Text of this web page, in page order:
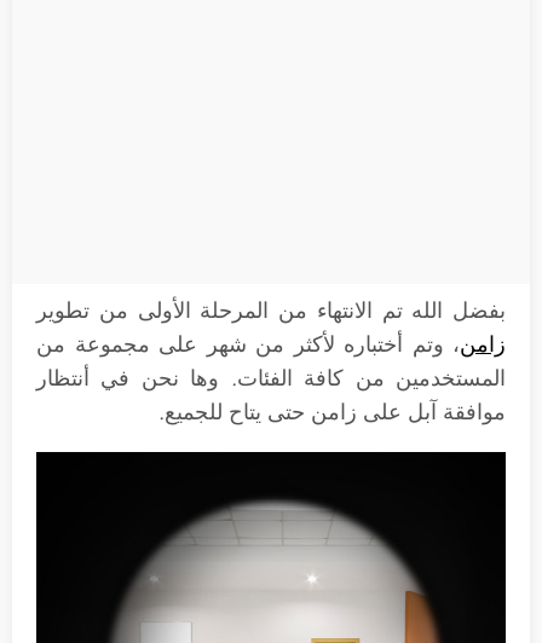
بفضل الله تم الانتهاء من المرحلة الأولى من تطوير
زامن، وتم أختباره لأكثر من شهر على مجموعة من
المستخدمين من كافة الفئات. وها نحن في أنتظار
موافقة آبل على زامن حتى يتاح للجميع.